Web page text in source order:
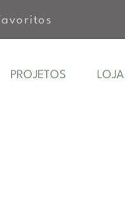
PROJETOS